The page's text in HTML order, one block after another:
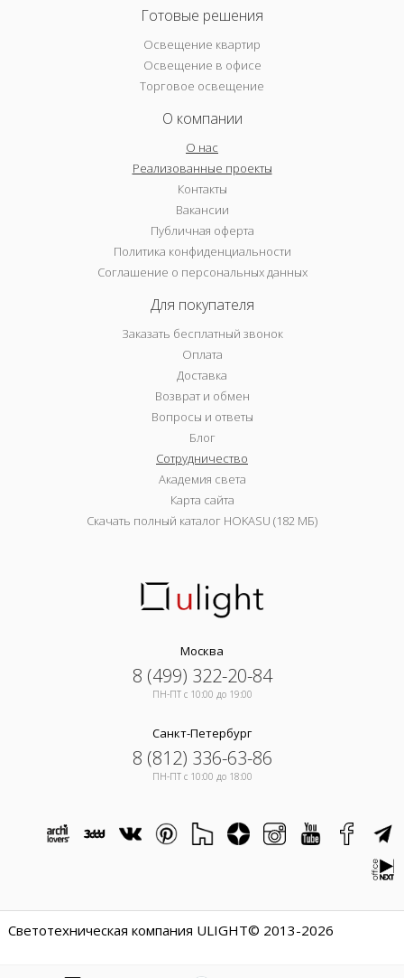
Готовые решения
Освещение квартир
Освещение в офисе
Торговое освещение
О компании
О нас
Реализованные проекты
Контакты
Вакансии
Публичная оферта
Политика конфиденциальности
Соглашение о персональных данных
Для покупателя
Заказать бесплатный звонок
Оплата
Доставка
Возврат и обмен
Вопросы и ответы
Блог
Сотрудничество
Академия света
Карта сайта
Скачать полный каталог HOKASU (182 МБ)
Москва
8 (499) 322-20-84
ПН-ПТ c 10:00 до 19:00
Санкт-Петербург
8 (812) 336-63-86
ПН-ПТ c 10:00 до 18:00
Светотехническая компания ULIGHT© 2013-2026